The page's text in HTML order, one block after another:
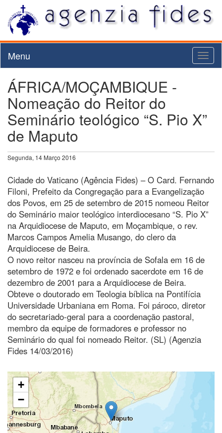
Menu
ÁFRICA/MOÇAMBIQUE -
Nomeação do Reitor do
Seminário teológico “S. Pio X”
de Maputo
Segunda, 14 Março 2016
Cidade do Vaticano (Agência Fides) – O Card. Fernando
Filoni, Prefeito da Congregação para a Evangelização
dos Povos, em 25 de setembro de 2015 nomeou Reitor
do Seminário maior teológico interdiocesano “S. Pio X”
na Arquidiocese de Maputo, em Moçambique, o rev.
Marcos Campos Amelia Musango, do clero da
Arquidiocese de Beira.
O novo reitor nasceu na província de Sofala em 16 de
setembro de 1972 e foi ordenado sacerdote em 16 de
dezembro de 2001 para a Arquidiocese de Beira.
Obteve o doutorado em Teologia bíblica na Pontifícia
Universidade Urbaniana em Roma. Foi pároco, diretor
do secretariado-geral para a coordenação pastoral,
membro da equipe de formadores e professor no
Seminário do qual foi nomeado Reitor. (SL) (Agenzia
Fides 14/03/2016)
+
−